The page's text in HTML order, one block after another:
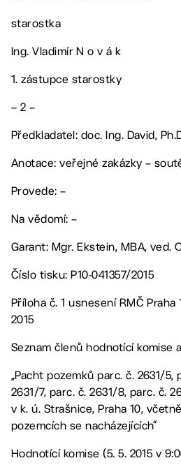
starostka
Ing. Vladimír N o v á k
1. zástupce starostky
– 2 –
Předkladatel: doc. Ing. David,
Anotace: veřejné zakázky –
Provede: –
Na vědomí: –
Garant: Mgr. Ekstein, MBA, ved.
Číslo tisku: P10-041357/2015
Příloha č. 1 usnesení RMČ Praha
2015
Seznam členů hodnotící komise
„Pacht pozemků parc. č. 2631/5,
2631/7, parc. č. 2631/8, parc. č.
v k. ú. Strašnice, Praha 10,
pozemcích se nacházejících“
Hodnotící komise (5. 5. 2015 v